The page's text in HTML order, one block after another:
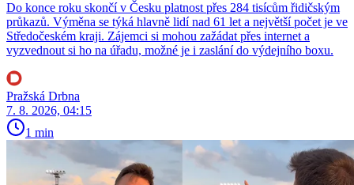
Do konce roku skončí v Česku platnost přes 284 tisícům řidičským
průkazů. Výměna se týká hlavně lidí nad 61 let a největší počet je ve
Středočeském kraji. Zájemci si mohou zažádat přes internet a
vyzvednout si ho na úřadu, možné je i zaslání do výdejního boxu.
Pražská Drbna
7. 8. 2026, 04:15
1 min